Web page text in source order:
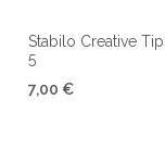
Stabilo Creative
5
7,00 €